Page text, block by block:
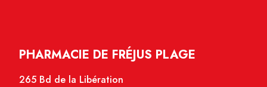
PHARMACIE DE FRÉJUS PLAGE
265 Bd de la Libération